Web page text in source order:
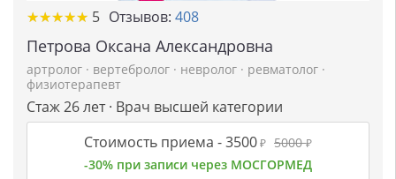
★★★★★
★★★★★ 5 Отзывов: 408
Петрова Оксана Александровна
артролог · вертебролог · невролог · ревматолог ·
физиотерапевт
Стаж 26 лет · Врач высшей категории
Стоимость приема -3500₽ 5000₽
-30% при записи через МОСГОРМЕД